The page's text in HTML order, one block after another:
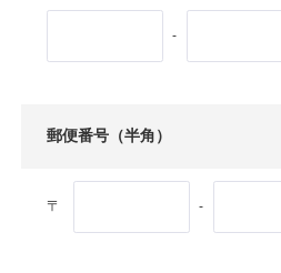
-
郵便番号（半角）
〒 -